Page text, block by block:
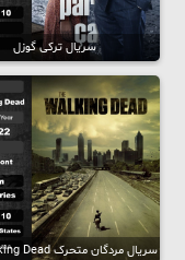
سریال ترکی گوزل
سریال مردگان متحرک The Walking Dead